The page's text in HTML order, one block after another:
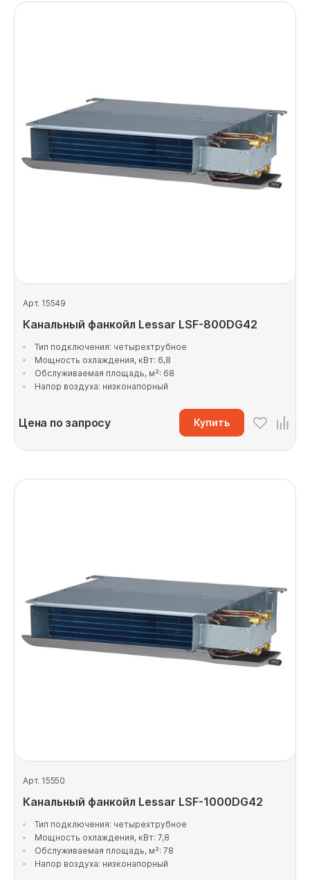
Арт. 15549
Канальный фанкойл Lessar LSF-800DG42
Тип подключения: четырехтрубное
Мощность охлаждения, кВт: 6,8
Обслуживаемая площадь, м²: 68
Напор воздуха: низконапорный
Цена по запросу Купить
Арт. 15550
Канальный фанкойл Lessar LSF-1000DG42
Тип подключения: четырехтрубное
Мощность охлаждения, кВт: 7,8
Обслуживаемая площадь, м²: 78
Напор воздуха: низконапорный